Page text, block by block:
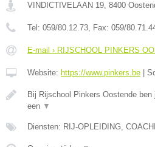
VINDICTIVELAAN 19, 8400
Tel: 059/80.12.73, Fax: 059/
E-mail › RIJSCHOOL PINKERS
Website: https://www.pinkers.be
Bij Rijschool Pinkers Oostende
een ▼
Diensten: RIJ-OPLEIDING,